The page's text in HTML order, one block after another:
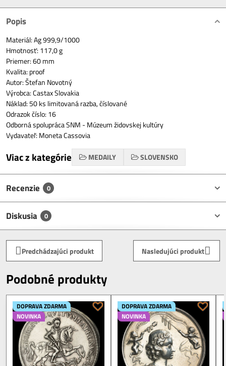
Popis
Materiál: Ag 999,9/1000
Hmotnosť: 117,0 g
Priemer: 60 mm
Kvalita: proof
Autor: Štefan Novotný
Výrobca: Castax Slovakia
Náklad: 50 ks limitovaná razba, číslované
Odrazok číslo: 16
Odborná spolupráca SNM - Múzeum židovskej kultúry
Vydavateľ: Moneta Cassovia
Viac z kategórie MEDAILY SLOVENSKO
Recenzie 0
Diskusia 0
Predchádzajúci produkt Nasledujúci produkt
Podobné produkty
DOPRAVA ZDARMA
NOVINKA
DOPRAVA ZDARMA
NOVINKA